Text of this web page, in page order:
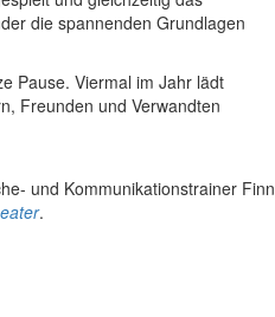
die spannenden Grundlagen
Pause. Viermal im Jahr lädt
Freunden und Verwandten
und Kommunikationstrainer Finn
.